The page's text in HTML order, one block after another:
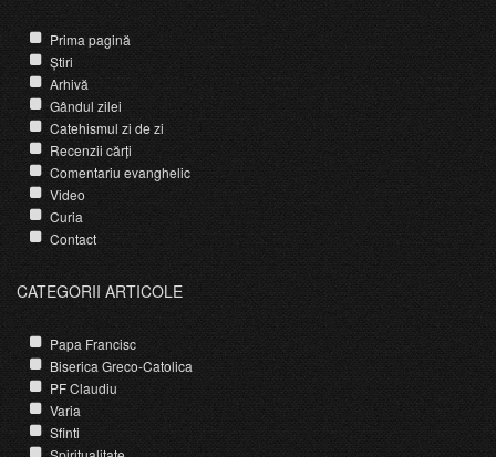
Prima pagină
Știri
Arhivă
Gândul zilei
Catehismul zi de zi
Recenzii cărți
Comentariu evanghelic
Video
Curia
Contact
CATEGORII ARTICOLE
Papa Francisc
Biserica Greco-Catolica
PF Claudiu
Varia
Sfinti